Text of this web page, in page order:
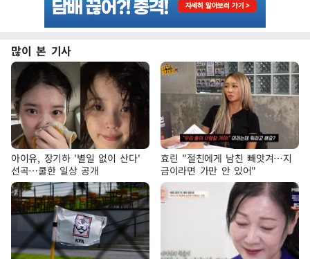
많이 본 기사
아이유, 장기하 '별일 없이 산다'
선곡…쿨한 일상 공개
효린 "절친에게 남친 빼앗겨…지
금이라면 가만 안 있어"